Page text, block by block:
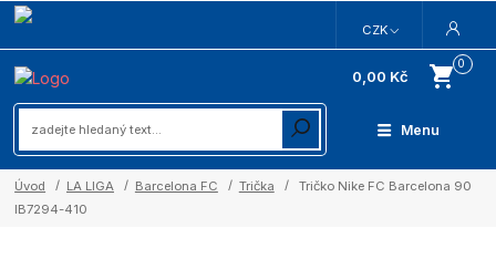
Menu
CZK
0
0,00 Kč
Úvod LA LIGA Barcelona FC Trička
Tričko Nike FC Barcelona 90
IB7294-410